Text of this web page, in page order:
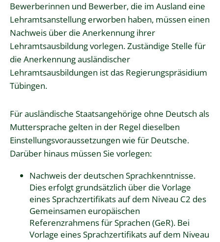
Bewerberinnen und Bewerber, die im Ausland eine
Lehramtsanstellung erworben haben, müssen einen
Nachweis über die Anerkennung ihrer
Lehramtsausbildung vorlegen. Zuständige Stelle für
die Anerkennung ausländischer
Lehramtsausbildungen ist das Regierungspräsidium
Tübingen.
Für ausländische Staatsangehörige ohne Deutsch als
Muttersprache gelten in der Regel dieselben
Einstellungsvoraussetzungen wie für Deutsche.
Darüber hinaus müssen Sie vorlegen:
Nachweis der deutschen Sprachkenntnisse.
Dies erfolgt grundsätzlich über die Vorlage
eines Sprachzertifikats auf dem Niveau C2 des
Gemeinsamen europäischen
Referenzrahmens für Sprachen (GeR). Bei
Vorlage eines Sprachzertifikats auf dem Niveau